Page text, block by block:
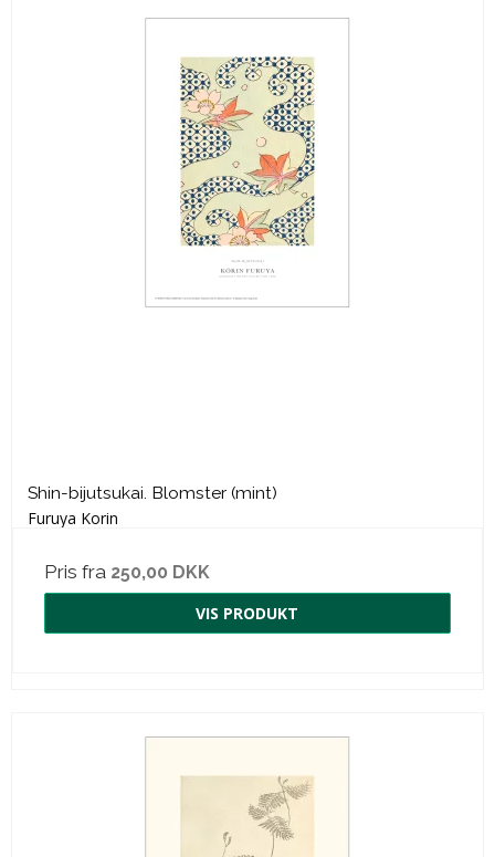
Shin-bijutsukai. Blomster (mint)
Furuya Korin
Pris fra 250,00 DKK
VIS PRODUKT